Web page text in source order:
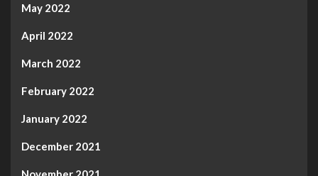
May 2022
April 2022
March 2022
February 2022
January 2022
December 2021